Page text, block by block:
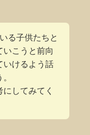
る子供たちと
いこうと前向
いけるよう話
してみてく